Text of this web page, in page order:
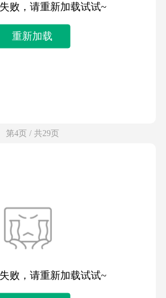
败，请重新加载试试~
重新加载
第4页 / 共29页
败，请重新加载试试~